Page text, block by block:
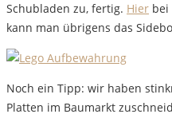
Schubladen zu, fertig. Hier bei
kann man übrigens das
Noch ein Tipp: wir haben
Platten im Baumarkt